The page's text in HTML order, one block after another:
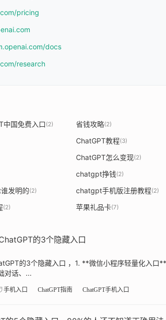
pricing
docs
research
中国免费入口(2) 省钱攻略(2)
ChatGPT教程(3)
ChatGPT怎么变现(2)
chatgpt挣钱(2)
发明的(2) chatgpt手机版注册教程(2)
(2) 苹果礼品卡(7)
的3个隐藏入口
的3个隐藏入口 ，1. **微信小程序轻量化入口
对话、...
手机入口 ChatGPT指南 ChatGPT手机入口